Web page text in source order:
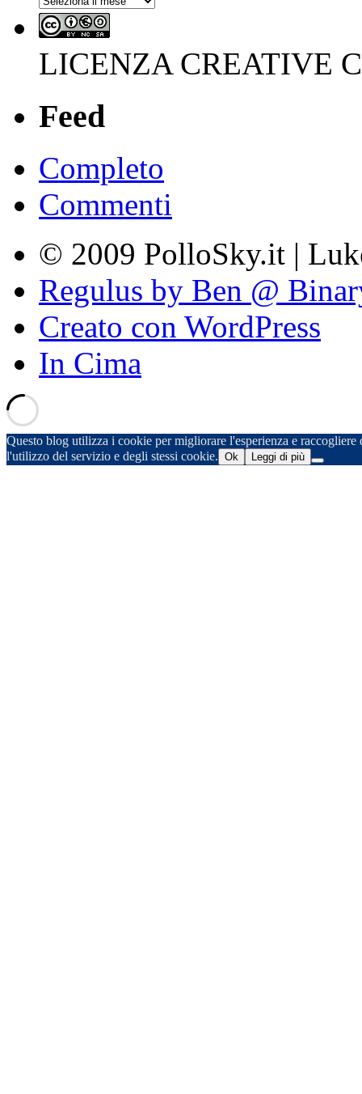
LICENZA CREATIVE
Feed
Completo
Commenti
© 2009 PolloSky.it |
Regulus by Ben @
Creato con WordPress
In Cima
Questo blog utilizza i cookie per migliorare l'esperienza e
l'utilizzo del servizio e degli stessi cookie. Ok Leggi di più